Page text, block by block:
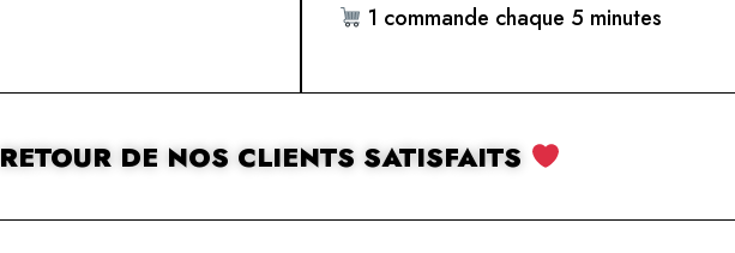
1 commande chaque 5 minutes
RETOUR DE NOS CLIENTS SATISFAITS